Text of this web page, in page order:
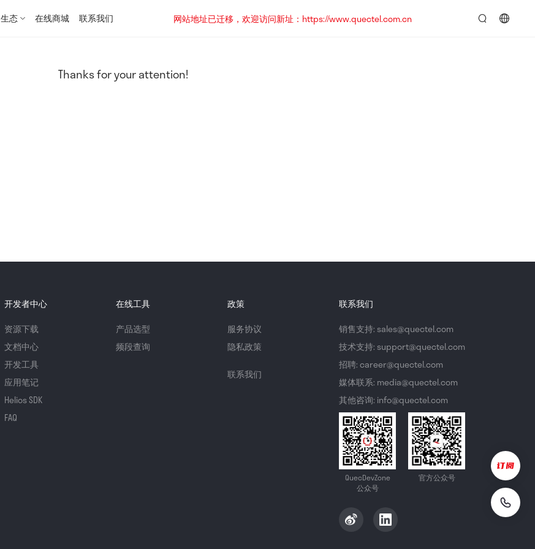
生态 在线商城 联系我们
网站地址已迁移，欢迎访问新址：https://www.quectel.com.cn
Thanks for your attention!
开发者中心
资源下载
文档中心
开发工具
应用笔记
Helios SDK
FAQ
在线工具
产品选型
频段查询
政策
服务协议
隐私政策
联系我们
联系我们
销售支持: sales@quectel.com
技术支持: support@quectel.com
招聘: career@quectel.com
媒体联系: media@quectel.com
其他咨询: info@quectel.com
QuecDevZone
公众号
官方公众号